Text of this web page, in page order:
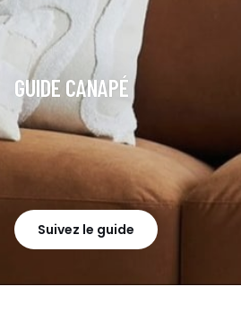
GUIDE CANAPÉ
Suivez le guide